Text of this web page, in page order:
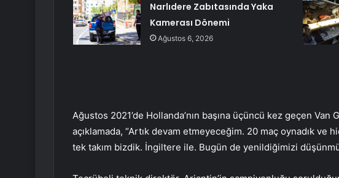
Narlıdere Zabıtasında Yaka
Kamerası Dönemi
Ağustos 6, 2026
Ağustos 2021’de Hollanda’nın başına üçüncü kez geçen Van
açıklamada, “Artık devam etmeyeceğim. 20 maç oynadık
tek takım bizdik. İngiltere ile. Bugün de yenildiğimizi